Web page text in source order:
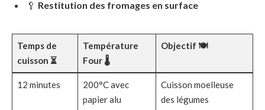
🥄 Restitution des fromages en surface
Temps de
cuisson ⏳
Température
Four 🌡️
Objectif 🍽️
12 minutes
200°C avec
papier alu
Cuisson moelleuse
des légumes